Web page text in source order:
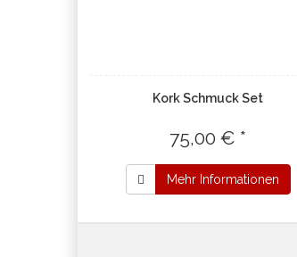
Kork Schmuck Set
75,00 € *
Mehr Informationen